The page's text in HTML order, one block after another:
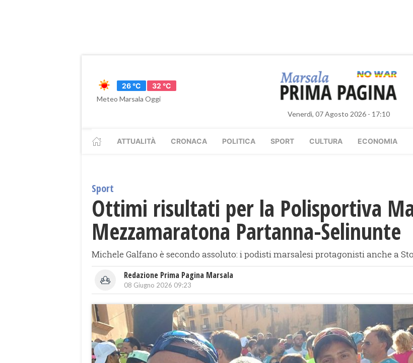
26 °C
32 °C
Meteo Marsala Oggi
Venerdì, 07 Agosto 2026 - 17:10
ATTUALITÀ CRONACA POLITICA SPORT CULTURA ECONOMIA
Sport
Ottimi risultati per la Polisportiva
Mezzamaratona Partanna-Selinunte
Michele Galfano è secondo assoluto: i podisti marsalesi protagonisti anche a
Redazione Prima Pagina Marsala
08 Giugno 2026 09:23